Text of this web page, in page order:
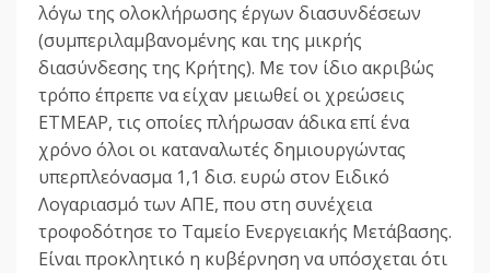
λόγω της ολοκλήρωσης έργων διασυνδέσεων
(συμπεριλαμβανομένης και της μικρής
διασύνδεσης της Κρήτης). Με τον ίδιο ακριβώς
τρόπο έπρεπε να είχαν μειωθεί οι χρεώσεις
ΕΤΜΕΑΡ, τις οποίες πλήρωσαν άδικα επί ένα
χρόνο όλοι οι καταναλωτές δημιουργώντας
υπερπλεόνασμα 1,1 δισ. ευρώ στον Ειδικό
Λογαριασμό των ΑΠΕ, που στη συνέχεια
τροφοδότησε το Ταμείο Ενεργειακής Μετάβασης.
Είναι προκλητικό η κυβέρνηση να υπόσχεται ότι